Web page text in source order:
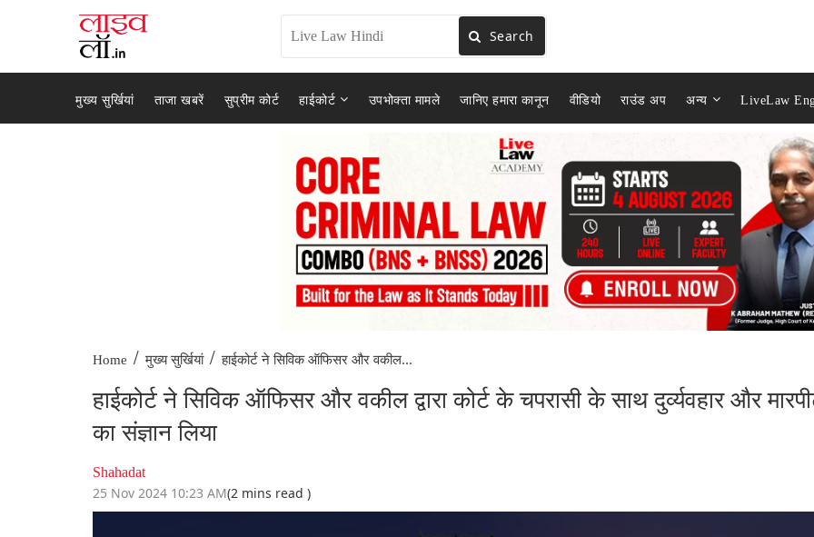
Search
मुख्य सुर्खियां ताजा खबरें सुप्रीम कोर्ट हाईकोर्ट उपभोक्ता मामले जानिए हमारा कानून वीडियो राउंड अप अन्य LiveLaw
Home / मुख्य सुर्खियां / हाईकोर्ट ने सिविक ऑफिसर और वकील...
हाईकोर्ट ने सिविक ऑफिसर और वकील द्वारा कोर्ट के चपरासी के साथ दुर्व्यवहार और
का संज्ञान लिया
Shahadat
25 Nov 2024 10:23 AM(2 mins read )